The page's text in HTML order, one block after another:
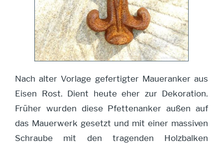
Nach alter Vorlage gefertigter Maueranker aus
Eisen Rost. Dient heute eher zur Dekoration.
Früher wurden diese Pfettenanker außen auf
das Mauerwerk gesetzt und mit einer massiven
Schraube mit den tragenden Holzbalken